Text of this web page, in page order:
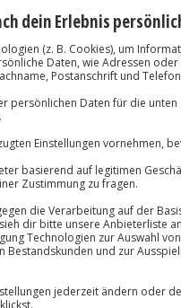
bestimmt! Lass
lernst du
kennen. Auf